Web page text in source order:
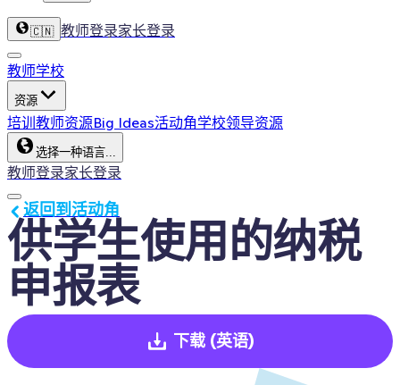
🇨🇳 教师登录家长登录
教师学校
资源
培训 教师资源Big Ideas活动角学校领导资源
选择一种语言...
教师登录家长登录
供学生使用的纳税
申报表
返回到活动角
下载 (英语)